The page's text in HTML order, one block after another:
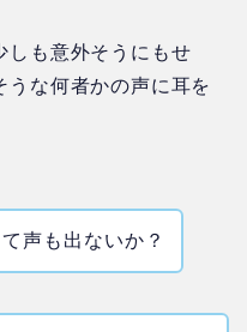
しも意外そうにもせ
うな何者かの声に耳を
声も出ないか？